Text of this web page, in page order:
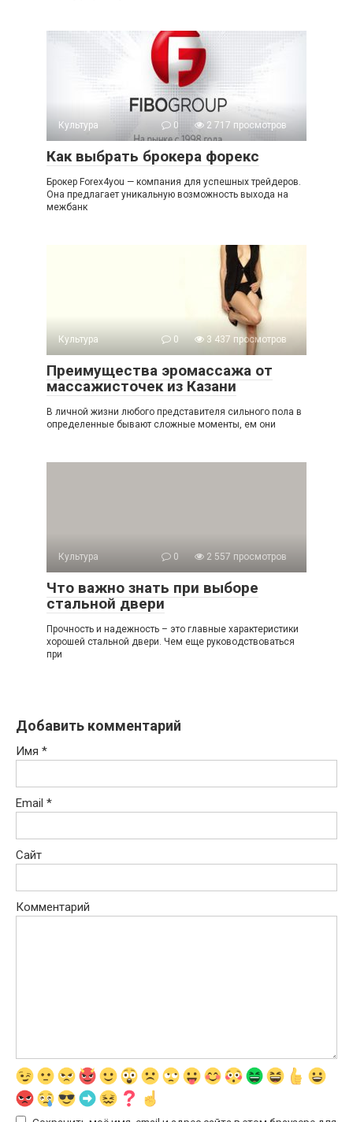
Культура 0 2 717 просмотров
Как выбрать брокера форекс
Брокер Forex4you — компания для успешных трейдеров.
Она предлагает уникальную возможность выхода на
межбанк
Культура 0 3 437 просмотров
Преимущества эромассажа от
массажисточек из Казани
В личной жизни любого представителя сильного пола в
определенные бывают сложные моменты, ем они
Культура 0 2 557 просмотров
Что важно знать при выборе
стальной двери
Прочность и надежность – это главные характеристики
хорошей стальной двери. Чем еще руководствоваться
при
Добавить комментарий
Имя *
Email *
Сайт
Комментарий